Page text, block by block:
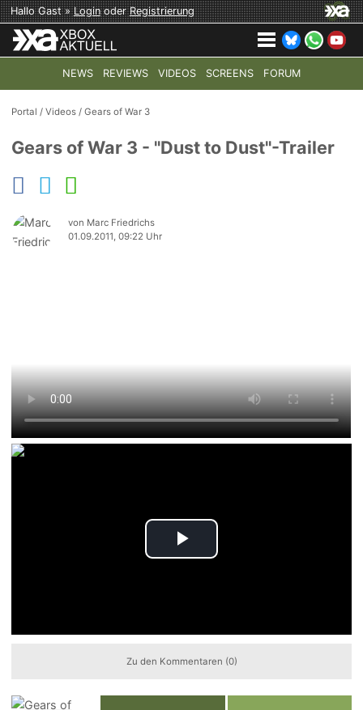
Hallo Gast »LoginoderRegistrierung
NEWS REVIEWS VIDEOS SCREENS FORUM
TOP-THEMEN: COD: MODERN WARFARE 4 HALO:
Portal /Videos /Gears of War 3
Gears of War 3 - "Dust to Dust"-Trailer
von Marc Friedrichs
01.09.2011, 09:22 Uhr
Play
Zu den Kommentaren (0)